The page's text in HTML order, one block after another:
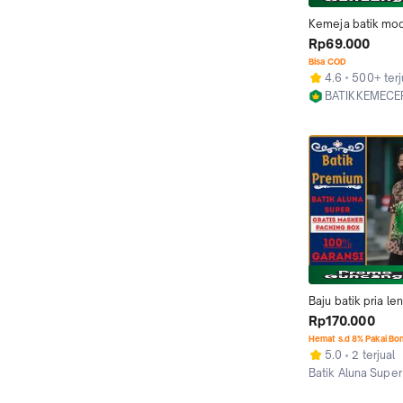
Kemeja batik
lengan panjang
kemeja Katun
Bunga Setrip V-
Pekalongan
Rp69.000
Bisa COD
4.6
500+
Baju batik pria
pendek modern
alisan keris aluna
Rp170.000
Hemat s.d 8% Pakai
5.0
2 terjual
Batik Aluna Super